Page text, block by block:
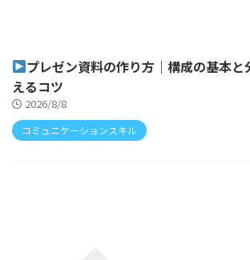
プレゼン資料の作り方｜構成の基本と
えるコツ
2026/8/8
コミュニケーションスキル